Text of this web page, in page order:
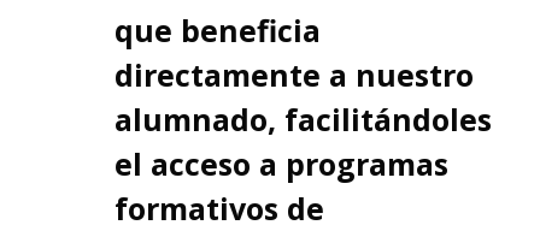
que beneficia
directamente a nuestro
alumnado, facilitándoles
el acceso a programas
formativos de